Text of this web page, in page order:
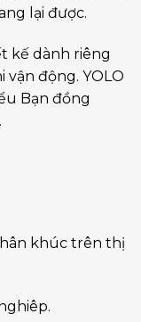
lại được.
kế dành riêng
vận động. YOLO
Bạn đồng
khúc trên thị